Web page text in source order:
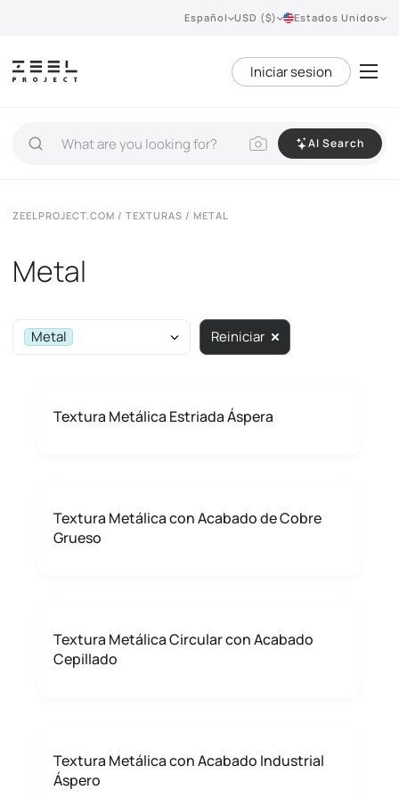
Español USD ($) Estados Unidos
Iniciar sesion
AI Search
ZEELPROJECT.COM / TEXTURAS / METAL
Metal
Metal Reiniciar
Textura Metálica Estriada Áspera
Textura Metálica con Acabado de Cobre
Grueso
Textura Metálica Circular con Acabado
Cepillado
Textura Metálica con Acabado Industrial
Áspero